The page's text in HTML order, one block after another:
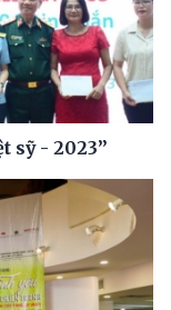
sỹ - 2023”